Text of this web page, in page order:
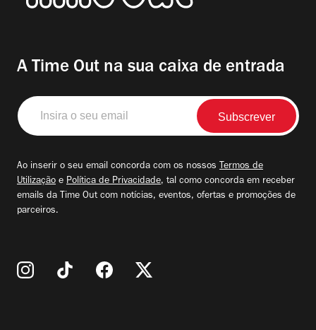
A Time Out na sua caixa de entrada
Insira
o
seu
Ao inserir o seu email concorda com os nossos Termos de
Utilização e Política de Privacidade, tal como concorda em receber
emails da Time Out com notícias, eventos, ofertas e promoções de
parceiros.